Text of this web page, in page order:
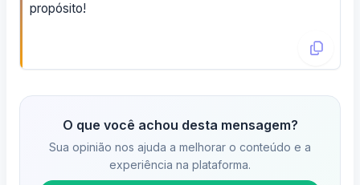
propósito!
O que você achou desta mensagem?
Sua opinião nos ajuda a melhorar o conteúdo e a
experiência na plataforma.